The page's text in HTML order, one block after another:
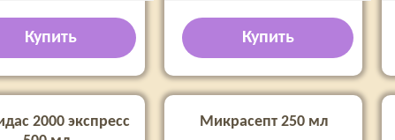
Купить Купить
2000 экспресс
Микрасепт 250 мл